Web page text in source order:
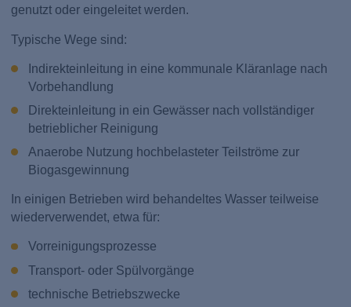
genutzt oder eingeleitet werden.
Typische Wege sind:
Indirekteinleitung in eine kommunale Kläranlage nach
Vorbehandlung
Direkteinleitung in ein Gewässer nach vollständiger
betrieblicher Reinigung
Anaerobe Nutzung hochbelasteter Teilströme zur
Biogasgewinnung
In einigen Betrieben wird behandeltes Wasser teilweise
wiederverwendet, etwa für:
Vorreinigungsprozesse
Transport- oder Spülvorgänge
technische Betriebszwecke